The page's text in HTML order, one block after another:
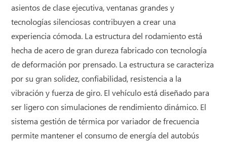
asientos de clase ejecutiva, ventanas grandes y
tecnologías silenciosas contribuyen a crear una
experiencia cómoda. La estructura del rodamiento está
hecha de acero de gran dureza fabricado con tecnología
de deformación por prensado. La estructura se caracteriza
por su gran solidez, confiabilidad, resistencia a la
vibración y fuerza de giro. El vehículo está diseñado para
ser ligero con simulaciones de rendimiento dinámico. El
sistema gestión de térmica por variador de frecuencia
permite mantener el consumo de energía del autobús